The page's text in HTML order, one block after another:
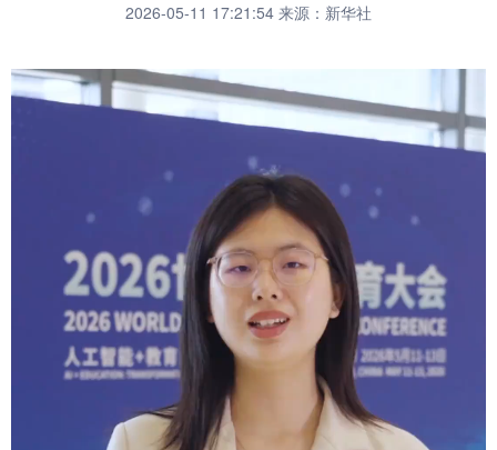
全球连线
科技 科创 体育
书画 军事
法律 中央文件 金融 汽车
食品 人居 信息化 数字经济
学术中国 乡村振兴 银龄 溯源中国
城市 旅游 能源 会展
娱乐 时尚
2026-05-11 17:21:54 来源：新华社